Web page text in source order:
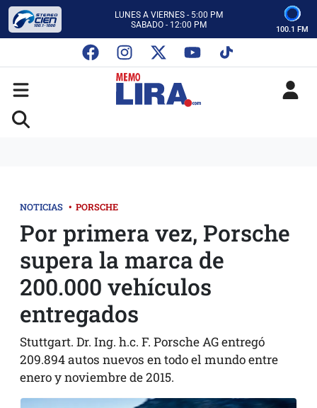
LUNES A VIERNES - 5:00 PM
SABADO - 12:00 PM
CON MEMO LIRA Y SU EQUIPO
LUNES A VIERNES - 5:00 PM
SABADO - 12:00 PM
100.1 FM
NOTICIAS • PORSCHE
Por primera vez, Porsche
supera la marca de
200.000 vehículos
entregados
Stuttgart. Dr. Ing. h.c. F. Porsche AG entregó
209.894 autos nuevos en todo el mundo entre
enero y noviembre de 2015.